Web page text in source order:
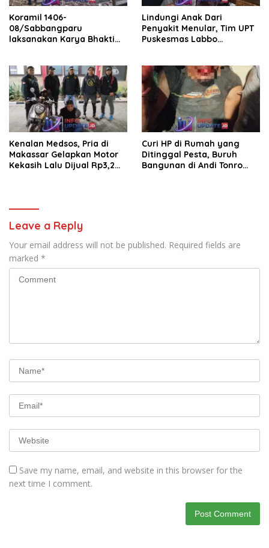
Koramil 1406-
08/Sabbangparu
laksanakan Karya Bhakti
Lindungi Anak Dari
Penyakit Menular, Tim UPT
Puskesmas Labbo
Kenalan Medsos, Pria di
Makassar Gelapkan Motor
Kekasih Lalu Dijual Rp3,2
Curi HP di Rumah yang
Ditinggal Pesta, Buruh
Bangunan di Andi Tonro
Leave a Reply
Your email address will not be published. Required fields are
marked *
Save my name, email, and website in this browser for the
next time I comment.